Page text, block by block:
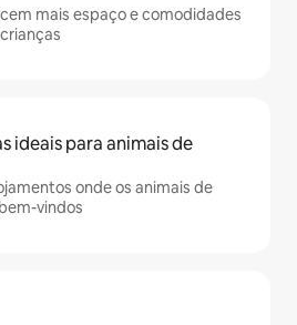
mais espaço e comodidades
ideais para animais de
onde os animais de
vindos